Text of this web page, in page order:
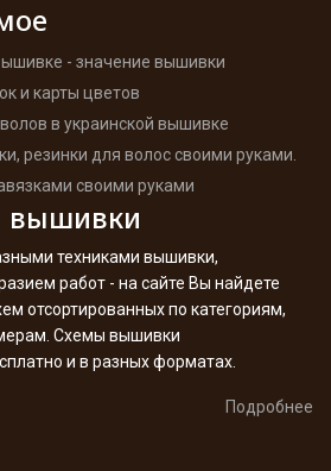
- значение вышивки
и карты цветов
в украинской вышивке
резинки для волос своими руками.
своими руками
вышивки
техниками вышивки,
работ - на сайте Вы найдете
отсортированных по категориям,
Схемы вышивки
и в разных форматах.
Подробнее